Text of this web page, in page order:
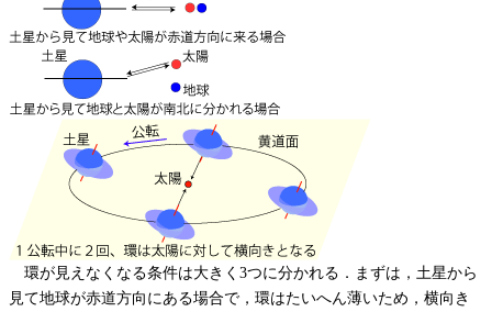
環が見えなくなる条件は大きく3つに分かれる．まずは，土星から
見て地球が赤道方向にある場合で，環はたいへん薄いため，横向き